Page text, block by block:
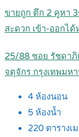
ขายถูก ตึก 2 คูหา
สะดวก เข้า-ออกไ
25/88 ซอย รัชดาภิ
จตุจักร กรุงเทพมห
4 ห้องนอน
5 ห้องน้ำ
220 ตารางเ